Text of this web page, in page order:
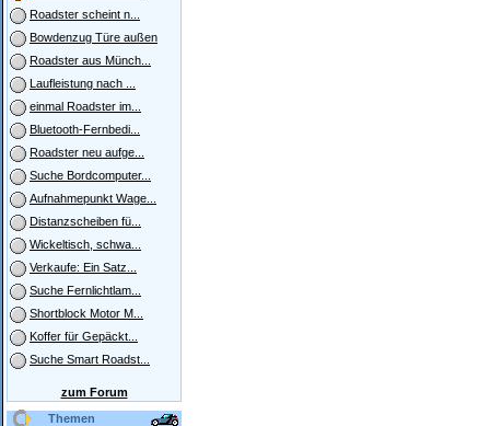
Roadster scheint n...
Bowdenzug Türe außen
Roadster aus Münch...
Laufleistung nach ...
einmal Roadster im...
Bluetooth-Fernbedi...
Roadster neu aufge...
Suche Bordcomputer...
Aufnahmepunkt Wage...
Distanzscheiben fü...
Wickeltisch, schwa...
Verkaufe: Ein Satz...
Suche Fernlichtlam...
Shortblock Motor M...
Koffer für Gepäckt...
Suche Smart Roadst...
zum Forum
Themen